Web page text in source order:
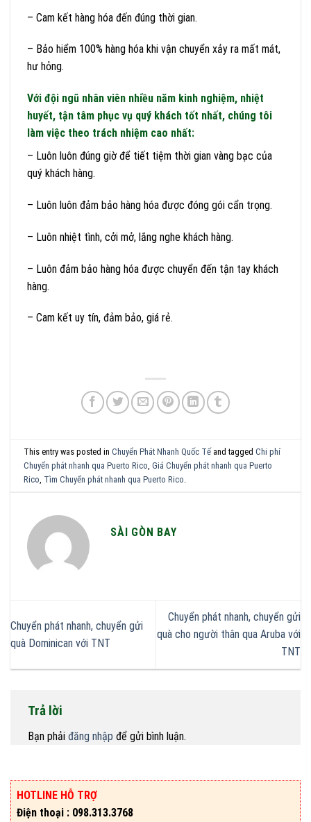
– Cam kết hàng hóa đến đúng thời gian.
– Bảo hiểm 100% hàng hóa khi vận chuyển xảy ra mất mát,
hư hỏng.
Với đội ngũ nhân viên nhiều năm kinh nghiệm, nhiệt
huyết, tận tâm phục vụ quý khách tốt nhất, chúng tôi
làm việc theo trách nhiệm cao nhất:
– Luôn luôn đúng giờ để tiết tiệm thời gian vàng bạc của
quý khách hàng.
– Luôn luôn đảm bảo hàng hóa được đóng gói cẩn trọng.
– Luôn nhiệt tình, cởi mở, lắng nghe khách hàng.
– Luôn đảm bảo hàng hóa được chuyển đến tận tay khách
hàng.
– Cam kết uy tín, đảm bảo, giá rẻ.
This entry was posted inChuyển Phát Nhanh Quốc Tếand taggedChi phí
Chuyển phát nhanh qua Puerto Rico ,Giá Chuyển phát nhanh qua Puerto
Rico Tìm Chuyển phát nhanh qua Puerto Rico
SÀI GÒN BAY
Chuyển phát nhanh, chuyển gửi
quà Dominican với TNT
Chuyển phát nhanh, chuyển gửi
quà cho người thân qua Aruba với
TNT
Trả lời
Bạn phải đăng nhập để gửi bình luận.
HOTLINE HỖ TRỢ
Điện thoại : 098.313.3768